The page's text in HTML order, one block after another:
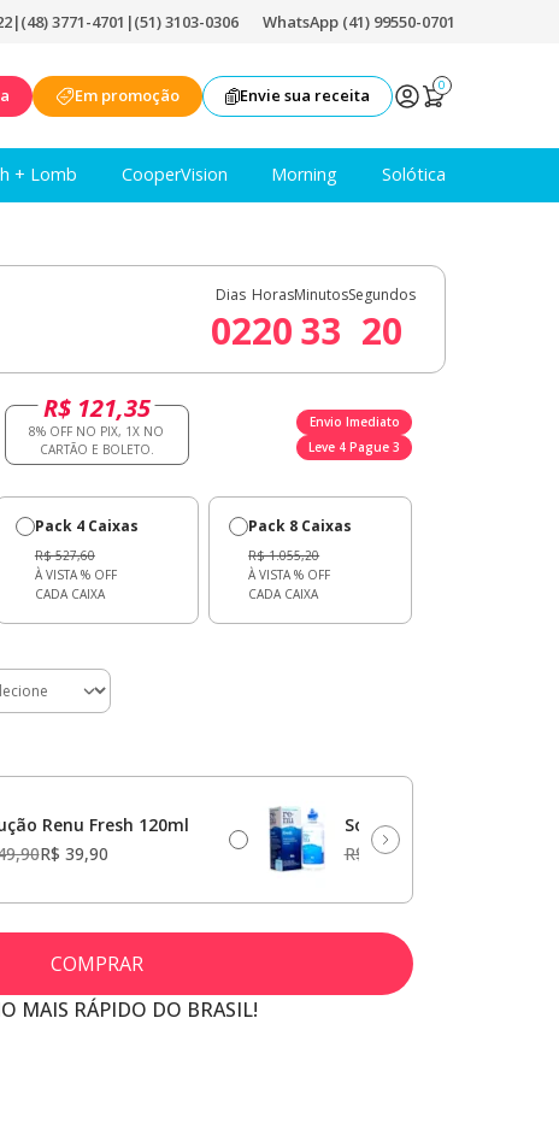
|(48) 3771-4701 |(51) 3103-0306 WhatsApp (41) 99550-0701
Em promoção Envie sua receita 0
+ Lomb CooperVision Morning Solótica
Dias
02
Horas
20
Minutos
33
Segundos
19
R$ 121,35
Envio Imediato
Leve 4 Pague 3
Pack 4 Caixas
R$ 527,60
À VISTA% OFF
CADA CAIXA
Pack 8 Caixas
R$ 1.055,20
À VISTA% OFF
CADA CAIXA
Renu Fresh 120ml
R$ 39,90
Solução Renu Fresh
R$ 59,90
COMPRAR
MAIS RÁPIDO DO BRASIL!